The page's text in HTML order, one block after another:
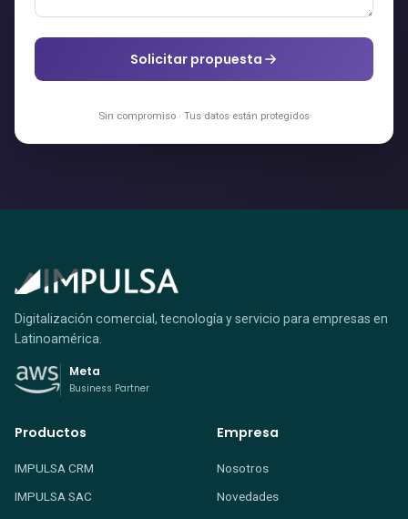
Solicitar propuesta
Sin compromiso · Tus datos están protegidos
Digitalización comercial, tecnología y servicio para empresas en
Latinoamérica.
Meta
Business Partner
Productos
IMPULSA CRM
IMPULSA SAC
Empresa
Nosotros
Novedades